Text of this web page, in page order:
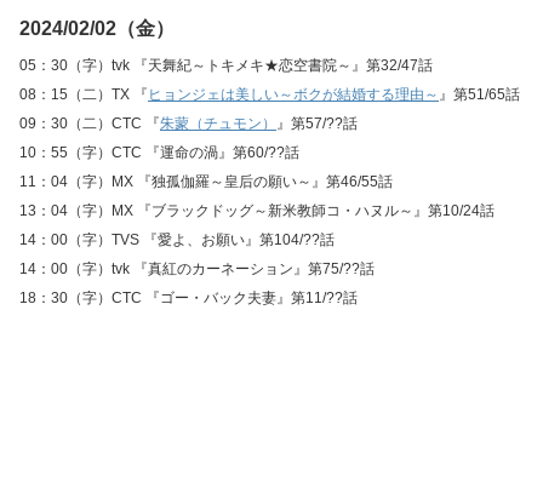
2024/02/02（金）
05：30（字）tvk 『天舞紀～トキメキ★恋空書院～』第32/47話
08：15（二）TX 『 ヒョンジェは美しい～ボクが結婚する理由～ 』第51/65話
09：30（二）CTC 『朱蒙（チュモン） 』第57/??話
10：55（字）CTC 『運命の渦』第60/??話
11：04（字）MX 『独孤伽羅～皇后の願い～』第46/55話
13：04（字）MX 『ブラックドッグ～新米教師コ・ハヌル～』第10/24話
14：00（字）TVS 『愛よ、お願い』第104/??話
14：00（字）tvk 『真紅のカーネーション』第75/??話
18：30（字）CTC 『ゴー・バック夫妻』第11/??話